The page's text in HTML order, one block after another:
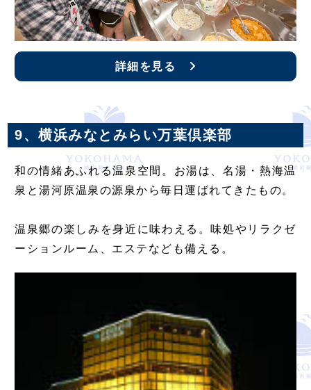
詳細を見る
9、横浜みなとみらい万葉倶楽部
和の情緒あふれる温泉空間。お湯は、名湯・熱海温
泉と湯河原温泉の源泉から毎日運ばれてきたもの。
温泉郷の楽しみを身近に味わえる。味処やリラクゼ
ーションルーム、エステなども備える。